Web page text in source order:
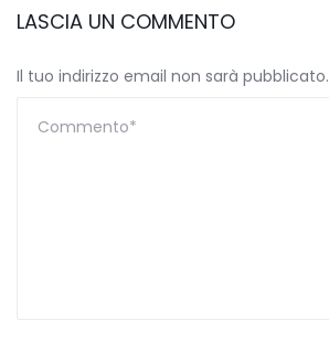
LASCIA UN COMMENTO
Il tuo indirizzo email non sarà pubblicato.